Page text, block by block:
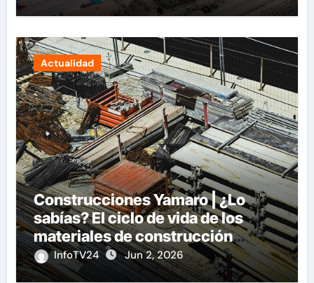
Actualidad
Construcciones Yamaro | ¿Lo
sabías? El ciclo de vida de los
materiales de construcción
revoluciona eficiencia en
proyectos modernos
InfoTV24 Jun 2, 2026